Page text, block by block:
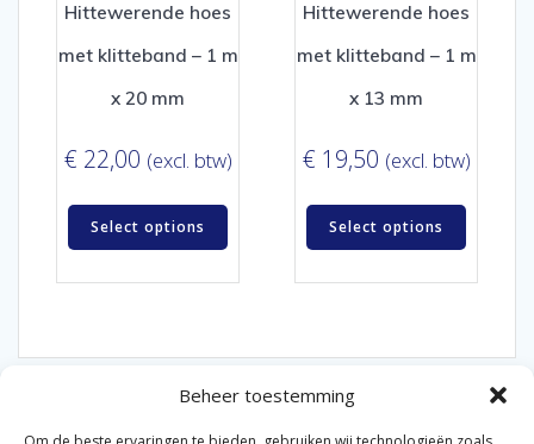
Beheer toestemming
Hittewerende hoes
met klitteband – 1 m
x 20 mm
€ 22,00 (excl. btw)
Select options
Hittewerende hoes
met klitteband – 1 m
x 13 mm
€ 19,50 (excl. btw)
Select options